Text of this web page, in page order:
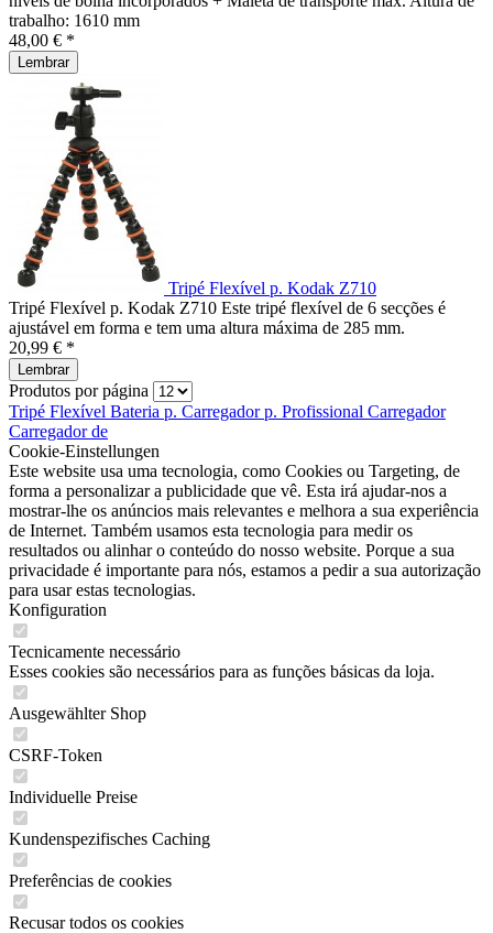
trabalho: 1610 mm
48,00 € *
Lembrar
Tripé Flexível p. Kodak Z710
Tripé Flexível p. Kodak Z710 Este tripé flexível de 6 secções é
ajustável em forma e tem uma altura máxima de 285 mm.
20,99 € *
Lembrar
Produtos por página
Tripé Flexível Bateria p. Carregador p. Profissional Carregador
Carregador de
Cookie-Einstellungen
Este website usa uma tecnologia, como Cookies ou Targeting, de
forma a personalizar a publicidade que vê. Esta irá ajudar-nos a
mostrar-lhe os anúncios mais relevantes e melhora a sua experiência
de Internet. Também usamos esta tecnologia para medir os
resultados ou alinhar o conteúdo do nosso website. Porque a sua
privacidade é importante para nós, estamos a pedir a sua autorização
para usar estas tecnologias.
Konfiguration
Tecnicamente necessário
Esses cookies são necessários para as funções básicas da loja.
Ausgewählter Shop
CSRF-Token
Individuelle Preise
Kundenspezifisches Caching
Preferências de cookies
Recusar todos os cookies